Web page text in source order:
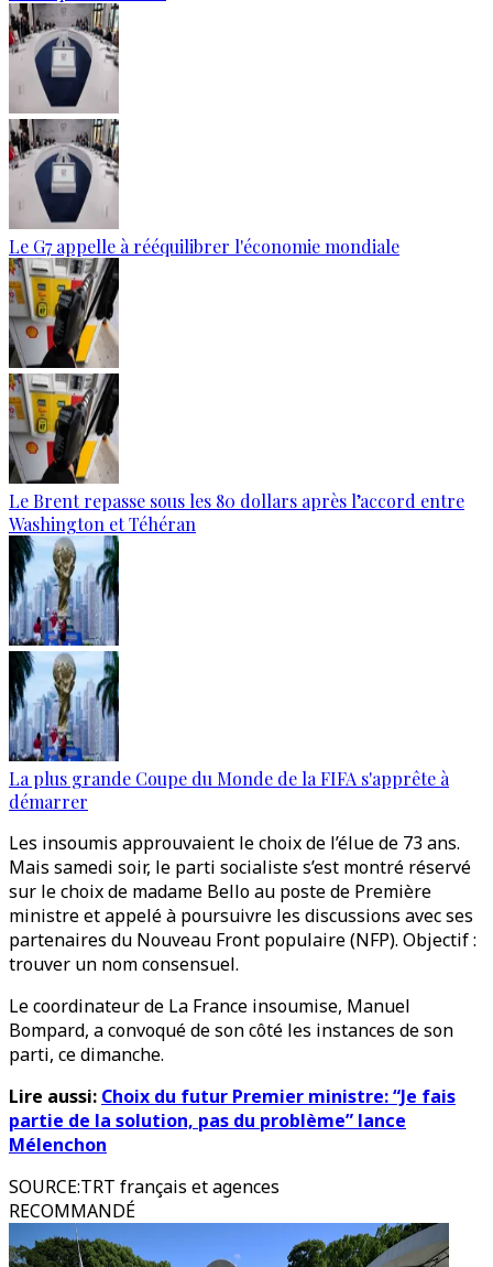
Le G7 appelle à rééquilibrer l'économie mondiale
Le Brent repasse sous les 80 dollars après l’accord entre
Washington et Téhéran
La plus grande Coupe du Monde de la FIFA s'apprête à
démarrer
Les insoumis approuvaient le choix de l’élue de 73 ans.
Mais samedi soir, le parti socialiste s’est montré réservé
sur le choix de madame Bello au poste de Première
ministre et appelé à poursuivre les discussions avec ses
partenaires du Nouveau Front populaire (NFP). Objectif :
trouver un nom consensuel.
Le coordinateur de La France insoumise, Manuel
Bompard, a convoqué de son côté les instances de son
parti, ce dimanche.
Lire aussi: Choix du futur Premier ministre: “Je fais
partie de la solution, pas du problème” lance
Mélenchon
SOURCE:TRT français et agences
RECOMMANDÉ